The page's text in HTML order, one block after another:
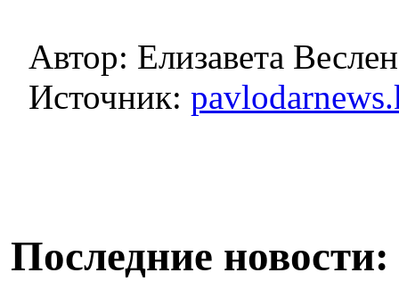
Автор: Елизавета
Источник:
Последние новости: